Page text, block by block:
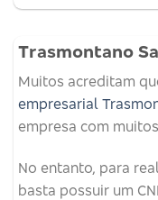
Trasmontano
Muitos acreditam
empresarial
empresa com
No entanto, para
basta possuir um